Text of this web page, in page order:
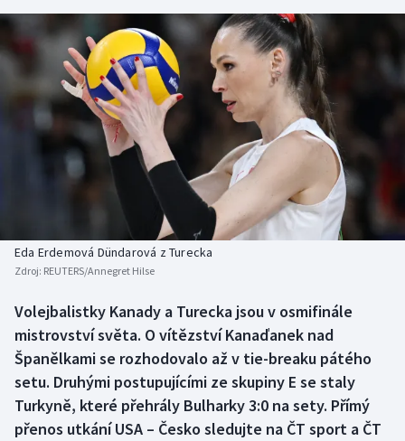
Cyklistika
DALŠÍ SPORTY
Americký fotbal
Baseball a softbal
Biatlon
Box
Curling
Dostihy
NEPŘEHLÉDNĚTE
Soutěže
Aplikace ČT sport
Eda Erdemová Dündarová z Turecka
Zdroj: REUTERS/Annegret Hilse
Volejbalistky Kanady a Turecka jsou v osmifinále
mistrovství světa. O vítězství Kanaďanek nad
Španělkami se rozhodovalo až v tie-breaku pátého
setu. Druhými postupujícími ze skupiny E se staly
Turkyně, které přehrály Bulharky 3:0 na sety. Přímý
přenos utkání USA – Česko sledujte na ČT sport a ČT